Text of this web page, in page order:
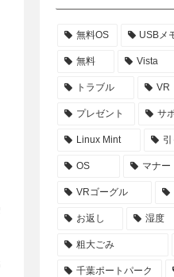
無料OS USBメ
無料 Vista
トラブル VR
プレゼント サ
Linux Mint
OS マナー
VRゴーグル
お返し 湿度
粗大ごみ
千葉ポートパーク